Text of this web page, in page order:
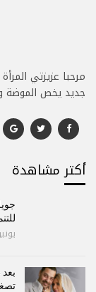
مرحبا عزيزتي
جديد يخص الموضة
أكتر مشاهدة
يونيو 25,